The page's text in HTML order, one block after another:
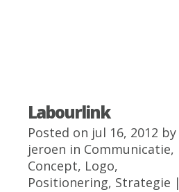
Labourlink
Posted on jul 16, 2012 by
jeroen in Communicatie,
Concept, Logo,
Positionering, Strategie |